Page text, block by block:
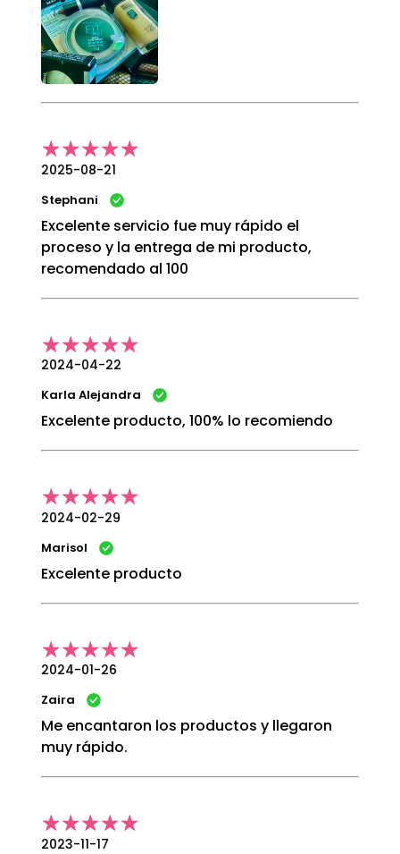
2025-08-21
Stephani
Excelente servicio fue muy rápido el
proceso y la entrega de mi producto,
recomendado al 100
2024-04-22
Karla Alejandra
Excelente producto, 100% lo recomiendo
2024-02-29
Marisol
Excelente producto
2024-01-26
Zaira
Me encantaron los productos y llegaron
muy rápido.
2023-11-17